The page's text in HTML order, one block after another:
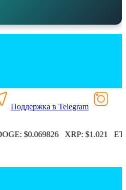
Поддержка в Telegram
$0.069826 XRP:$1.021